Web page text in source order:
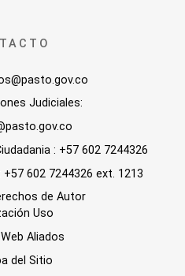
Judiciales:
: +57 602 7244326
602 7244326 ext. 1213
de Autor
Uso
Aliados
del Sitio